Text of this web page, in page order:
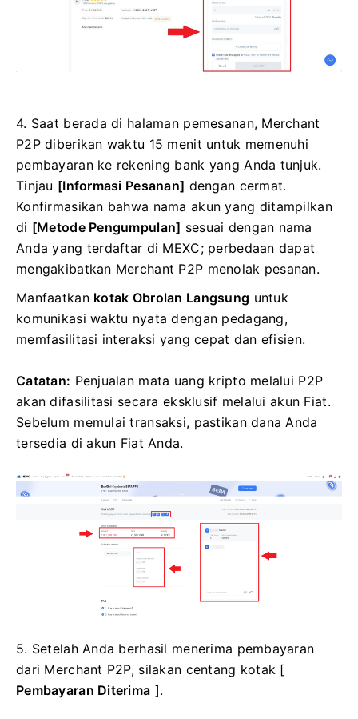
4. Saat berada di halaman pemesanan, Merchant
P2P diberikan waktu 15 menit untuk memenuhi
pembayaran ke rekening bank yang Anda tunjuk.
Tinjau [Informasi Pesanan] dengan cermat.
Konfirmasikan bahwa nama akun yang ditampilkan
di [Metode Pengumpulan] sesuai dengan nama
Anda yang terdaftar di MEXC; perbedaan dapat
mengakibatkan Merchant P2P menolak pesanan.
Manfaatkan kotak Obrolan Langsung untuk
komunikasi waktu nyata dengan pedagang,
memfasilitasi interaksi yang cepat dan efisien.
Catatan: Penjualan mata uang kripto melalui P2P
akan difasilitasi secara eksklusif melalui akun Fiat.
Sebelum memulai transaksi, pastikan dana Anda
tersedia di akun Fiat Anda.
5. Setelah Anda berhasil menerima pembayaran
dari Merchant P2P, silakan centang kotak [
Pembayaran Diterima ].